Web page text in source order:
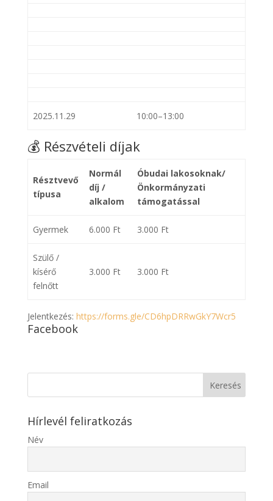
2025.11.29 10:00–13:00
💰 Részvételi díjak
Résztvevő
típusa
Normál
díj /
alkalom
Óbudai lakosoknak/
Önkormányzati
támogatással
Gyermek 6.000 Ft 3.000 Ft
Szülő /
kísérő
felnőtt
3.000 Ft 3.000 Ft
Jelentkezés: https://forms.gle/CD6hpDRRwGkY7Wcr5
Facebook
Hírlevél feliratkozás
Név
Email